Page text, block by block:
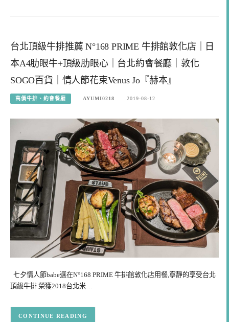
台北頂級牛排推薦 N°168 PRIME 牛排館敦化店｜日
本A4肋眼牛+頂級肋眼心｜台北約會餐廳｜敦化
SOGO百貨｜情人節花束Venus Jo『赫本』
高價牛排、約會餐廳 AYUMI0218 2019-08-12
七夕情人節babe選在N°168 PRIME 牛排館敦化店用餐,寧靜的享受台北
頂級牛排 榮獲2018台北米…
CONTINUE READING